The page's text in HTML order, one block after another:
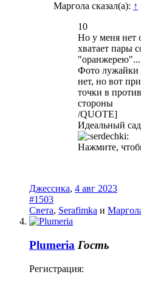
Маргола сказал(а): ↑
10
Но у меня нет
хватает пары
"оранжерею"...
Фото лужайки
нет, но вот
точки в
стороны
/QUOTE]
Идеальный
Нажмите,
Джессика, 4 авг 2023
#1503
Света, Serafimka и
Plumeria Гость
Регистрация: